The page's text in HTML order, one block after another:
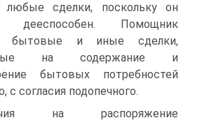
любые сделки, поскольку он
дееспособен. Помощник
бытовые и иные сделки,
на содержание и
бытовых потребностей
с согласия подопечного.
на распоряжение